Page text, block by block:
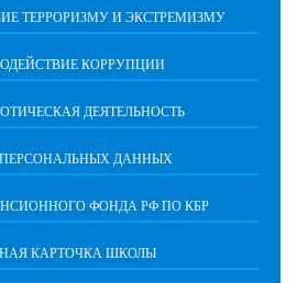
ТЕРРОРИЗМУ И ЭКСТРЕМИЗМУ
КОРРУПЦИИ
ДЕЯТЕЛЬНОСТЬ
ДАННЫХ
ФОНДА РФ ПО КБР
КАРТОЧКА ШКОЛЫ